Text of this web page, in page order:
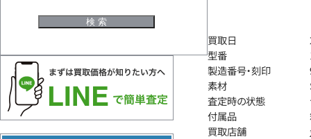
買取日
型番
製造番号・刻印
素材
査定時の状態
付属品
買取店舗